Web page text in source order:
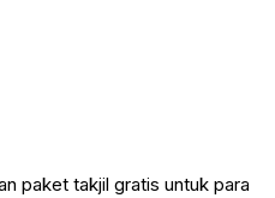
paket takjil gratis untuk para